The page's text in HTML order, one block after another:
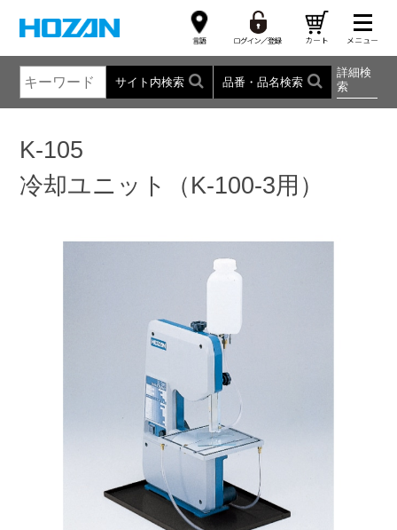
サイト内検索 品番・品名検索
詳細検
索
K-105
冷却ユニット（K-100-3用）